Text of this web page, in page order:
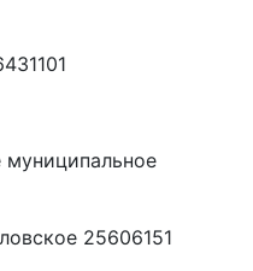
муниципальное
25606151